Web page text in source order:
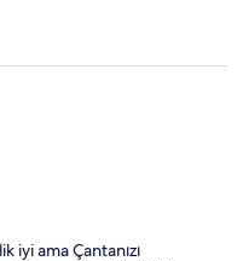
iyi ama Çantanızı